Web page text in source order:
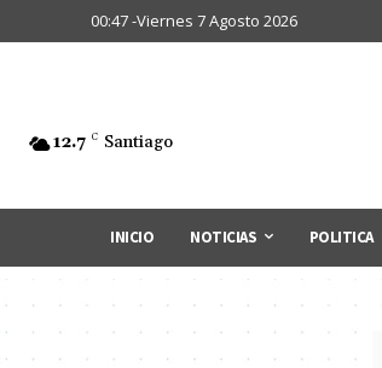
00:47 -Viernes 7 Agosto 2026
12.7 C Santiago
INICIO NOTICIAS POLITICA